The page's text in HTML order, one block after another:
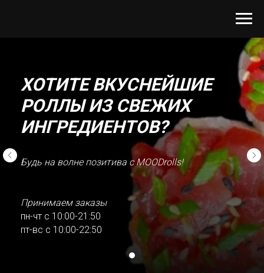
ХОТИТЕ ВКУСНЕЙШИЕ
РОЛЛЫИЗ СВЕЖИХ
ИНГРЕДИЕНТОВ?
Будь на волне позитива с MOODrolls!
Принимаем заказы
пн-чт с 10:00-21:50
пт-вс с 10:00-22:50